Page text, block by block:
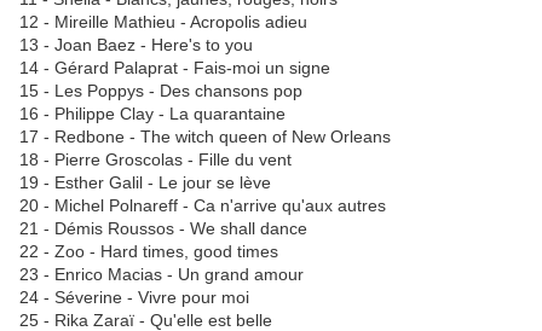
12 - Mireille Mathieu - Acropolis adieu
13 - Joan Baez - Here's to you
14 - Gérard Palaprat - Fais-moi un signe
15 - Les Poppys - Des chansons pop
16 - Philippe Clay - La quarantaine
17 - Redbone - The witch queen of New Orleans
18 - Pierre Groscolas - Fille du vent
19 - Esther Galil - Le jour se lève
20 - Michel Polnareff - Ca n'arrive qu'aux autres
21 - Démis Roussos - We shall dance
22 - Zoo - Hard times, good times
23 - Enrico Macias - Un grand amour
24 - Séverine - Vivre pour moi
25 - Rika Zaraï - Qu'elle est belle